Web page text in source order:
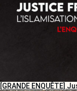
[GRANDE ENQUÊTE]